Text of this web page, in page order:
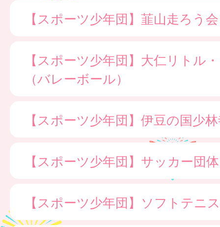
【スポーツ少年団】韮山走ろう
【スポーツ少年団】大仁リトル
（バレーボール）
【スポーツ少年団】伊豆の国少
【スポーツ少年団】サッカー団体
【スポーツ少年団】ソフトテニ